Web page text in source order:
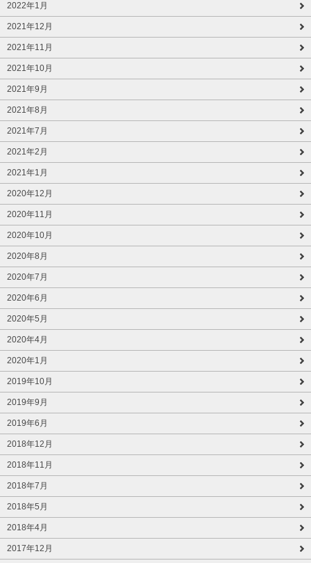
2022年1月
2021年12月
2021年11月
2021年10月
2021年9月
2021年8月
2021年7月
2021年2月
2021年1月
2020年12月
2020年11月
2020年10月
2020年8月
2020年7月
2020年6月
2020年5月
2020年4月
2020年1月
2019年10月
2019年9月
2019年6月
2018年12月
2018年11月
2018年7月
2018年5月
2018年4月
2017年12月